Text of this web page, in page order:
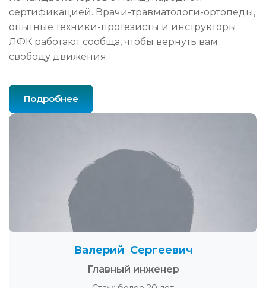
сертификацией. Врачи-травматологи-ортопеды,
опытные техники-протезисты и инструкторы
ЛФК работают сообща, чтобы вернуть вам
свободу движения.
Подробнее
Валерий Сергеевич
Главный инженер